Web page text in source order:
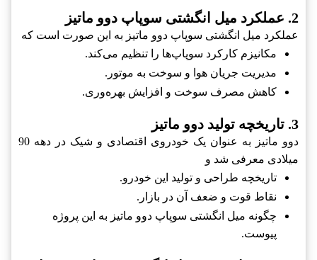
2. عملکرد میل انگشتی سوپاپ دوو ماتیز
عملکرد میل انگشتی سوپاپ دوو ماتیز به این صورت است که
مکانیزم کارکرد سوپاپ‌ها را تنظیم می‌کند.
مدیریت جریان هوا و سوخت به موتور.
کاهش مصرف سوخت و افزایش بهره‌وری.
3. تاریخچه تولید دوو ماتیز
دوو ماتیز به عنوان یک خودروی اقتصادی و شیک در دهه 90
میلادی معرفی شد و
تاریخچه طراحی و تولید این خودرو.
نقاط قوت و ضعف آن در بازار.
چگونه میل انگشتی سوپاپ دوو ماتیز به این پروژه
پیوست.